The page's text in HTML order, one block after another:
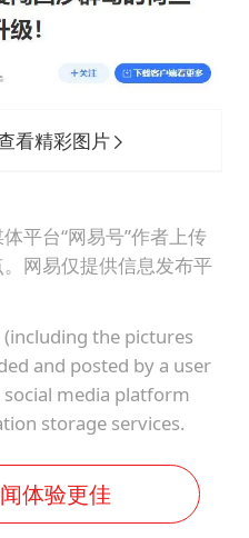
看精彩图片
平台“网易号”作者上传
网易仅提供信息发布平
the pictures
and posted by a user
social media platform
storage services.
体验更佳